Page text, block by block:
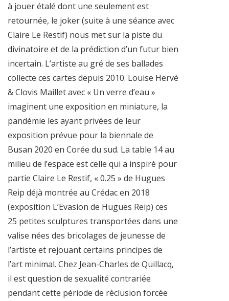
à jouer étalé dont une seulement est
retournée, le joker (suite à une séance avec
Claire Le Restif) nous met sur la piste du
divinatoire et de la prédiction d’un futur bien
incertain. L’artiste au gré de ses ballades
collecte ces cartes depuis 2010. Louise Hervé
& Clovis Maillet avec « Un verre d’eau »
imaginent une exposition en miniature, la
pandémie les ayant privées de leur
exposition prévue pour la biennale de
Busan 2020 en Corée du sud. La table 14 au
milieu de l’espace est celle qui a inspiré pour
partie Claire Le Restif, « 0.25 » de Hugues
Reip déjà montrée au Crédac en 2018
(exposition L’Evasion de Hugues Reip) ces
25 petites sculptures transportées dans une
valise nées des bricolages de jeunesse de
l’artiste et rejouant certains principes de
l’art minimal. Chez Jean-Charles de Quillacq,
il est question de sexualité contrariée
pendant cette période de réclusion forcée